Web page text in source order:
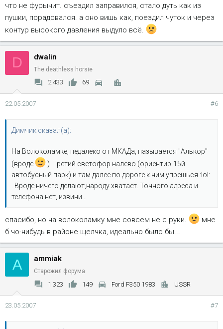
что не фурычит. съездил заправился, стало дуть как из
пушки, порадовался. а оно вишь как, поездил чуток и через
контур высокого давления выдуло всё.
D dwalin
The deathless horsie
2 433 69
22.05.2007 #6
Димчик сказал(а):
На Волоколамке, недалеко от МКАДа, называется "Алькор"
(вроде
). Третий светофор налево (ориентир-15й
автобусный парк) и там далее по дороге к ним упрёшься :lol:
. Вроде ничего делают,народу хватает. Точного адреса и
телефона нет, извини...
спасибо, но на волоколамку мне совсем не с руки.
мне
б чо-нибудь в районе щелчка, идеально было бы...
A ammiak
Старожил форума
1 323 149 Ford F350 1983 USSR
23.05.2007 #7